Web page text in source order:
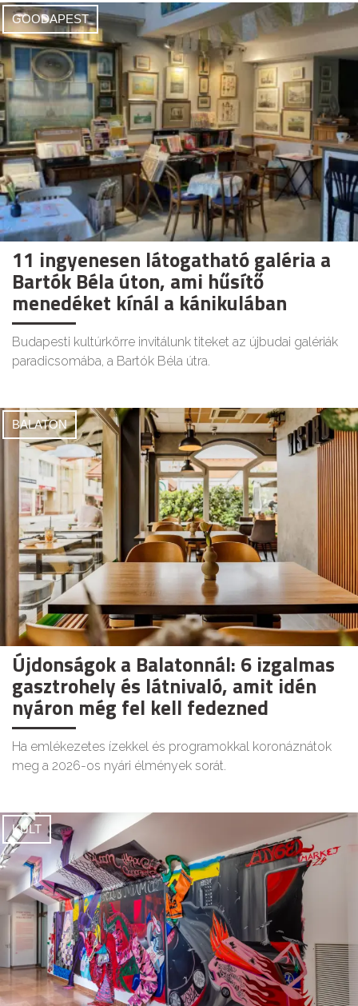
GOODAPEST
11 ingyenesen látogatható galéria a
Bartók Béla úton, ami hűsítő
menedéket kínál a kánikulában
Budapesti kultúrkörre invitálunk titeket az újbudai galériák
paradicsomába, a Bartók Béla útra.
BALATON
Újdonságok a Balatonnál: 6 izgalmas
gasztrohely és látnivaló, amit idén
nyáron még fel kell fedezned
Ha emlékezetes ízekkel és programokkal koronáznátok
meg a 2026-os nyári élmények sorát.
KULT